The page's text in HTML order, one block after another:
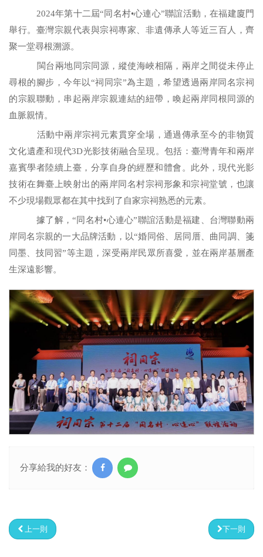
2024年第十二屆“同名村•心連心”聯誼活動，在福建廈門
舉行。臺灣宗親代表與宗祠專家、非遺傳承人等近三百人，齊
聚一堂尋根溯源。
閩台兩地同宗同源，縱使海峽相隔，兩岸之間從未停止
尋根的腳步，今年以“祠同宗”為主題，希望透過兩岸同名宗祠
的宗親聯動，串起兩岸宗親連結的紐帶，喚起兩岸同根同源的
血脈親情。
活動中兩岸宗祠元素貫穿全場，通過傳承至今的非物質
文化遺產和現代3D光影技術融合呈現。包括：臺灣青年和兩岸
嘉賓學者陸續上臺，分享自身的經歷和體會。此外，現代光影
技術在舞臺上映射出的兩岸同名村宗祠形象和宗祠堂號，也讓
不少現場觀眾都在其中找到了自家宗祠熟悉的元素。
據了解，“同名村•心連心”聯誼活動是福建、台灣聯動兩
岸同名宗親的一大品牌活動，以“婚同俗、居同厝、曲同調、箋
同墨、技同習”等主題，深受兩岸民眾所喜愛，並在兩岸基層產
生深遠影響。
分享給我的好友：
上一則 下一則